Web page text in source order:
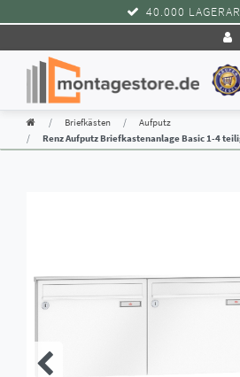
40.000
Briefkästen
Aufputz
Renz Aufputz Briefkastenanlage Basic 1-4